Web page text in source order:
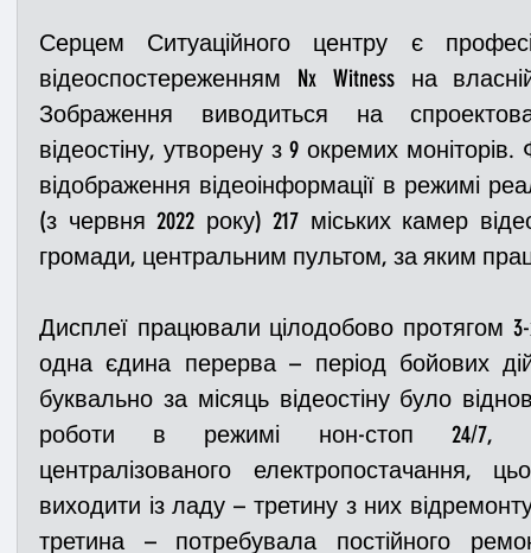
Серцем Ситуаційного центру є
відеоспостереженням Nx Witness на
Зображення виводиться на
відеостіну, утворену з 9 окремих
відображення відеоінформації в режимі
(з червня 2022 року) 217 міських камер
громади, центральним пультом, за яким
Дисплеї працювали цілодобово протягом
одна єдина перерва – період бойових
буквально за місяць відеостіну було
роботи в режимі нон-стоп 24/7,
централізованого електропостачання,
виходити із ладу – третину з них
третина – потребувала постійного